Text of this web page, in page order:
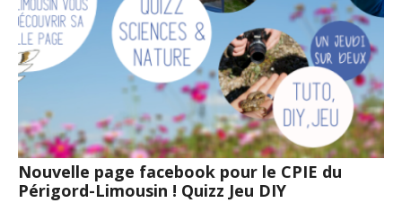
Nouvelle page facebook pour le CPIE du
Périgord-Limousin ! Quizz Jeu DIY